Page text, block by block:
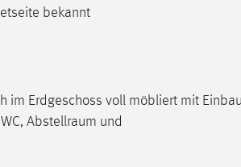
bekannt
im Erdgeschoss voll möbliert mit
Abstellraum und